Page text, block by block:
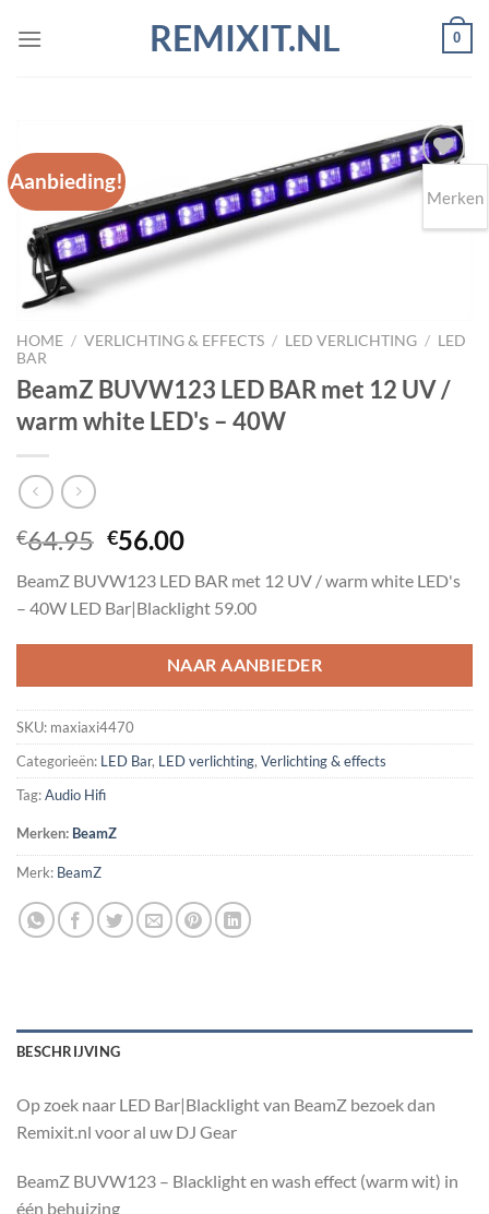
naar
REMIXIT.NL 0
Aanbieding!
Toevoegen
HOME / VERLICHTING & EFFECTS / LED VERLICHTING / LED
BAR
BeamZ BUVW123 LED BAR met 12 UV /
warm white LED's – 40W
€64.95 Oorspronkelijke
was:
€64.95.
€56.00Huidige
is:
€56.00.
BeamZ BUVW123 LED BAR met 12 UV / warm white LED's
– 40W LED Bar|Blacklight 59.00
NAAR AANBIEDER
SKU: maxiaxi4470
Categorieën: LED Bar, LED verlichting, Verlichting & effects
Tag:Audio Hifi
Merken: BeamZ
Merk: BeamZ
BESCHRIJVING
Op zoek naar LED Bar|Blacklight van BeamZ bezoek dan
Remixit.nl voor al uw DJ Gear
BeamZ BUVW123 – Blacklight en wash effect (warm wit) in
één behuizing
Merken